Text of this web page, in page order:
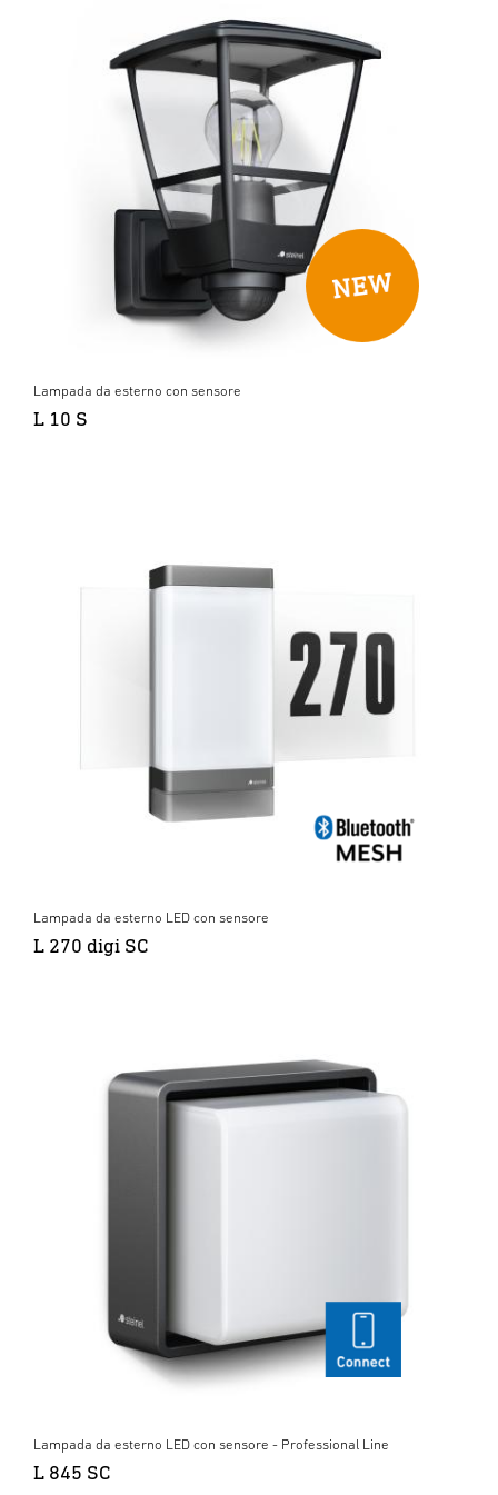
Lampada da esterno con sensore
L 10 S
Lampada da esterno LED con sensore
L 270 digi SC
Lampada da esterno LED con sensore - Professional Line
L 845 SC